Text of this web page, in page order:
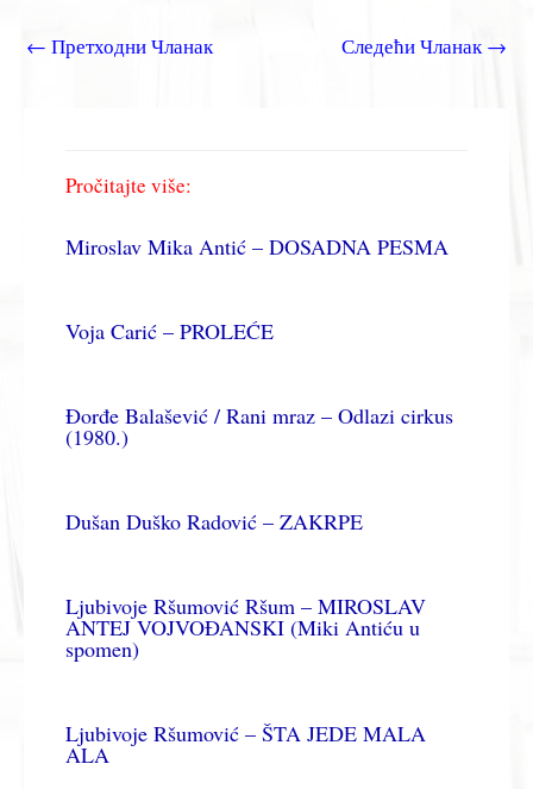
← Претходни Чланак Следећи Чланак→
Pročitajte više:
Miroslav Mika Antić – DOSADNA PESMA
Voja Carić – PROLEĆE
Đorđe Balašević / Rani mraz – Odlazi cirkus
(1980.)
Dušan Duško Radović – ZAKRPE
Ljubivoje Ršumović Ršum – MIROSLAV
ANTEJ VOJVOĐANSKI (Miki Antiću u
spomen)
Ljubivoje Ršumović – ŠTA JEDE MALA
ALA